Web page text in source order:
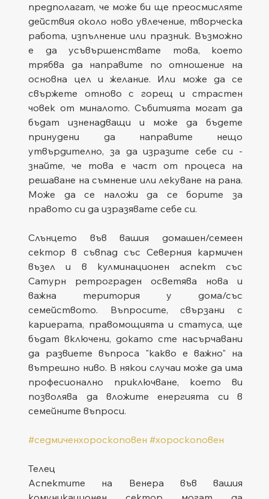
предполагат, че може би ще преосмисляте
действия около ново увлечение, творческа
работа, изпълнение или празник. Възможно
е да усъвършенствате това, което
трябва да направите по отношение на
основна цел и желание. Или може да се
свържете отново с горещ и страстен
човек от миналото. Събитията могат да
бъдат изненадващи и може да бъдете
принудени да направите нещо
утвърдително, за да изразите себе си -
знайте, че това е част от процеса на
решаване на съмнение или лекуване на рана.
Може да се наложи да се борите за
правото си да изразявате себе си.
Слънцето във вашия домашен/семеен
сектор в съвпад със Северния кармичен
възел и в кулминационен аспект със
Сатурн ретрограден осветява нова и
важна територия у дома/със
семейството. Въпросите, свързани с
кариерата, правомощията и статуса, ще
бъдат включени, докато сте насърчавани
да развиете въпроса "какво е важно" на
вътрешно ниво. В някои случаи може да има
професионално приключване, което ви
позволява да вложите енергията си в
семейните въпроси.
#седмиченхороскоповен #хороскоповен
Телец
Аспектите на Венера във вашия